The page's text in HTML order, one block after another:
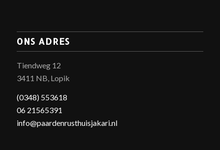
ONS ADRES
Tiendweg 12
3411 NB, Lopik
(0348) 553618
06 21565391
info@paardenrusthuisjakari.nl